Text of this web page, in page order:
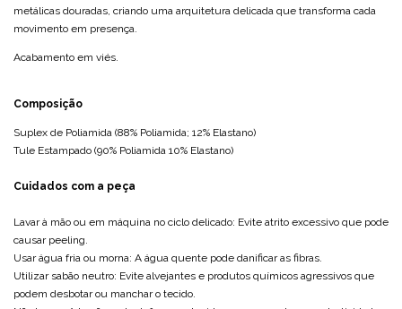
metálicas douradas, criando uma arquitetura delicada que transforma cada
movimento em presença.
Acabamento em viés.
Composição
Suplex de Poliamida (88% Poliamida; 12% Elastano)
Tule Estampado (90% Poliamida 10% Elastano)
Cuidados com a peça
Lavar à mão ou em máquina no ciclo delicado: Evite atrito excessivo que pode
causar peeling.
Usar água fria ou morna: A água quente pode danificar as fibras.
Utilizar sabão neutro: Evite alvejantes e produtos químicos agressivos que
podem desbotar ou manchar o tecido.